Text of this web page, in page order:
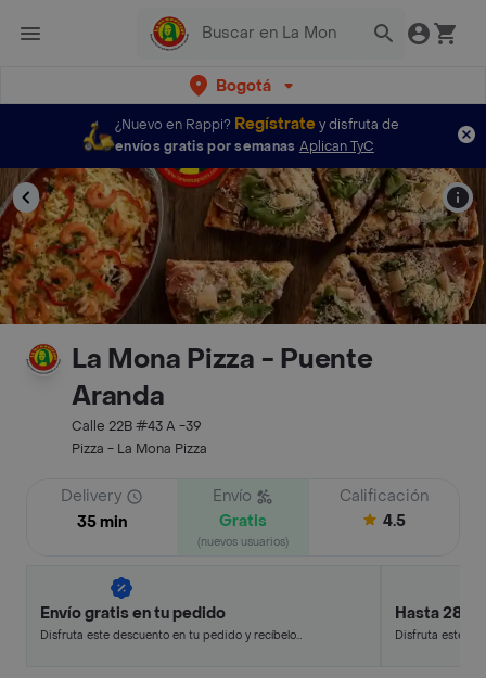
Bogotá
¿Nuevo en Rappi? Regístratey disfruta de
envíos gratis por semanas Aplican TyC
La Mona Pizza - Puente
Aranda
Calle 22B #43 A -39
Pizza - La Mona Pizza
Delivery
35 min
Envío
Gratis
(nuevos usuarios)
Calificación
4.5
Envío gratis en tu pedido
Disfruta este descuento en tu pedido y recíbelo
Hasta 28%
Disfruta este